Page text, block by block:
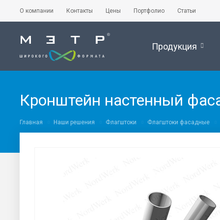
О компании Контакты Цены Портфолио Статьи
Продукция
Кронштейн настенный
Главная Наши решения Флагштоки Флагштоки фасадные